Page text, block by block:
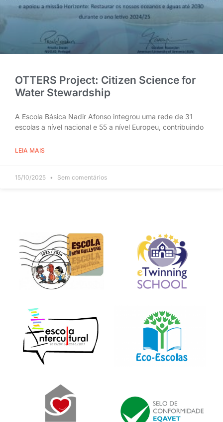
OTTERS Project: Citizen Science for
Water Stewardship
A Escola Básica Nadir Afonso integrou uma rede de 31
escolas a nível nacional e 55 a nível Europeu, contribuindo
LEIA MAIS
15/10/2025 Sem comentários